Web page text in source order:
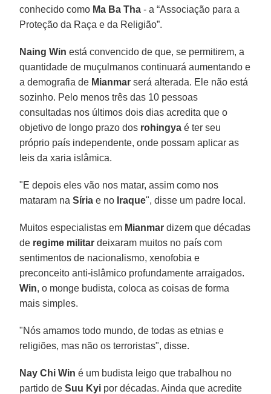
conhecido como Ma Ba Tha - a “Associação para a
Proteção da Raça e da Religião”.
Naing Win está convencido de que, se permitirem, a
quantidade de muçulmanos continuará aumentando e
a demografia de Mianmar será alterada. Ele não está
sozinho. Pelo menos três das 10 pessoas
consultadas nos últimos dois dias acredita que o
objetivo de longo prazo dos rohingya é ter seu
próprio país independente, onde possam aplicar as
leis da xaria islâmica.
"E depois eles vão nos matar, assim como nos
mataram naSíria e no Iraque", disse um padre local.
Muitos especialistas em Mianmar dizem que décadas
de regime militar deixaram muitos no país com
sentimentos de nacionalismo, xenofobia e
preconceito anti-islâmico profundamente arraigados.
Win, o monge budista, coloca as coisas de forma
mais simples.
"Nós amamos todo mundo, de todas as etnias e
religiões, mas não os terroristas", disse.
Nay Chi Win é um budista leigo que trabalhou no
partido deSuu Kyi por décadas. Ainda que acredite